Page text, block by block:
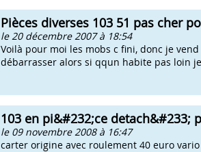
Pièces diverses 103 51 pas cher
le 20 décembre 2007 à 18:54
Voilà pour moi les mobs c fini, donc je
débarrasser alors si qqun habite pas loin
103 en pi&#232;ce detach&#233;
le 09 novembre 2008 à 16:47
carter origine avec roulement 40 euro